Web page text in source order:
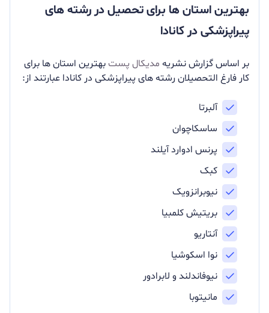
بهترین استان ها برای تحصیل در رشته های
پیراپزشکی در کانادا
بر اساس گزارش نشریه مدیکال پستبهترین استان ها برای
کار فارغ التحصیلان رشته های پیراپزشکی در کانادا عبارتند از:
آلبرتا
ساسکاچوان
پرنس ادوارد آیلند
کبک
نیوبرانزویک
بریتیش کلمبیا
آنتاریو
نوا اسکوشیا
نیوفاندلند و لابرادور
مانیتوبا